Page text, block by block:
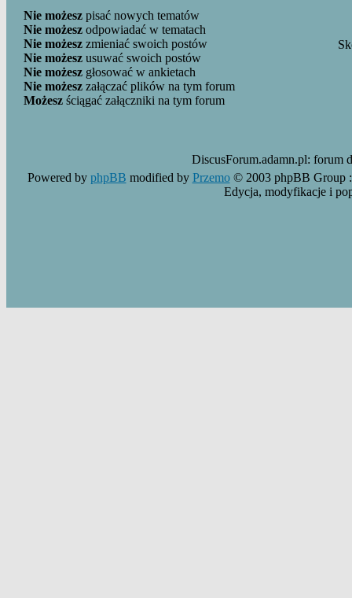
Nie możesz pisać nowych tematów
Nie możesz odpowiadać w tematach
Nie możesz zmieniać swoich postów
Nie możesz usuwać swoich postów
Nie możesz głosować w ankietach
Nie możesz załączać plików na tym forum
Możesz ściągać załączniki na tym forum
DiscusForum.adamn.pl: forum
Powered by phpBB modified by Przemo© 2003 phpBB Group
Edycja, modyfikacje i